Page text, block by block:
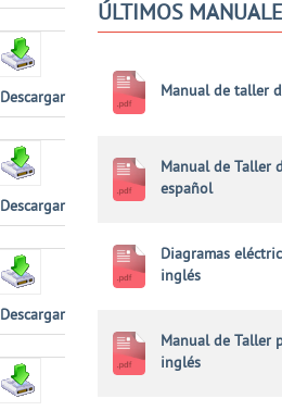
Descargar
Descargar
Descargar
ÚLTIMOS
Manual de taller
Manual de Taller
español
Diagramas
inglés
Manual de Taller
inglés